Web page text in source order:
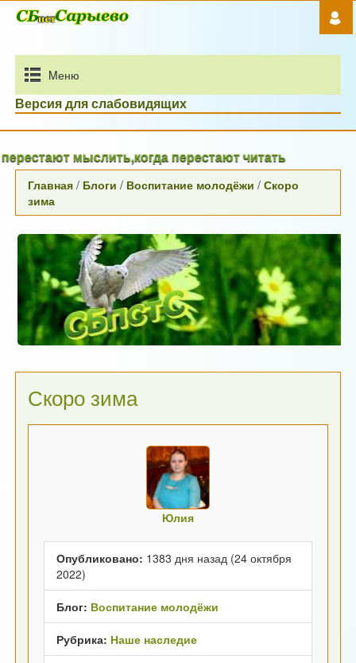
Mеню
Версия для слабовидящих
мыслить,когда перестают читать
Главная / Блоги / Воспитание молодёжи /Скоро
зима
Скоро зима
Юлия
Опубликовано: 1383 дня назад (24 октября
2022)
Блог: Воспитание молодёжи
Рубрика: Наше наследие